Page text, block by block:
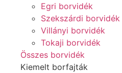
Egri borvidék
Szekszárdi borvidék
Villányi borvidék
Tokaji borvidék
Összes borvidék
Kiemelt borfajták